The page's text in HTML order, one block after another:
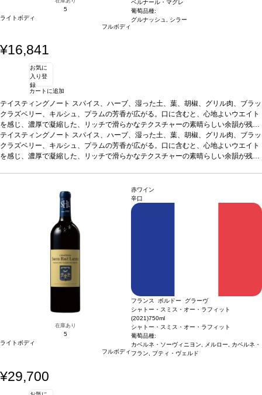
5
ライトボディ
フルボディ
ベルナール・マグレ
葡萄品種:
グルナッシュ, シラー
¥16,841
お気に
入り登
録
カートに追加
テイスティングノート スパイス、ハーブ、湿った土、葉、胡椒、グリル肉、ブラッ
クラズベリー、キルシュ、プラムの芳香が広がる。口に含むと、心地よいウエイト
を感じ、濃厚で凝縮した、リッチで滑らかなテクスチャーの素晴らしい余韻が残
る。合う料理イノシシなどの赤身肉ジビエ、牛肉、ラム、トマトソースパスタ、
チリコンカン、鴨のコンフィ/ガーリックソーセージ/スモーキーなベーコン添えの
ビーフ・ブルギニヨン葡萄品種グルナッシュ 80%、シラー 20%
テイスティングノート スパイス、ハーブ、湿った土、葉、胡椒、グリル肉、ブラッ
クラズベリー、キルシュ、プラムの芳香が広がる。口に含むと、心地よいウエイト
を感じ、濃厚で凝縮した、リッチで滑らかなテクスチャーの素晴らしい余韻が残
グルナッシュ 80%、シラー 20%
在庫あり
5
ライトボディ
フルボディ
赤ワイン
辛口
フランス ボルドー グラーヴ
シャトー・スミス・オー・ラフィット
(2021)750ml
シャトー・スミス・オー・ラフィット
葡萄品種:
カベルネ・ソーヴィニヨン, メルロー, カベルネ・
フラン, プティ・ヴェルド
¥29,700